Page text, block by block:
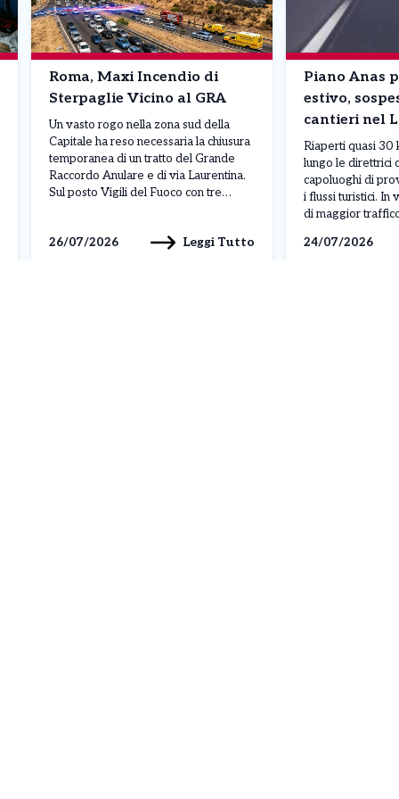
Roma, Maxi Incendio di
Sterpaglie Vicino al GRA
Un vasto rogo nella zona sud della
Capitale ha reso necessaria la chiusura
temporanea di un tratto del Grande
Raccordo Anulare e di via Laurentina.
Sul posto Vigili del Fuoco con tre
pura emergenza sul fronte della
26/07/2026 Leggi Tutto
Piano Anas
estivo,
cantieri nel
Riaperti quasi 30
lungo le direttrici
capoluoghi di
i flussi turistici. In
di maggior
Sicura 2026” di
24/07/2026